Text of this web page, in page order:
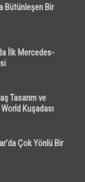
Bütünleşen Bir
İlk Mercedes-
Tasarım ve
Kuşadası
Çok Yönlü Bir